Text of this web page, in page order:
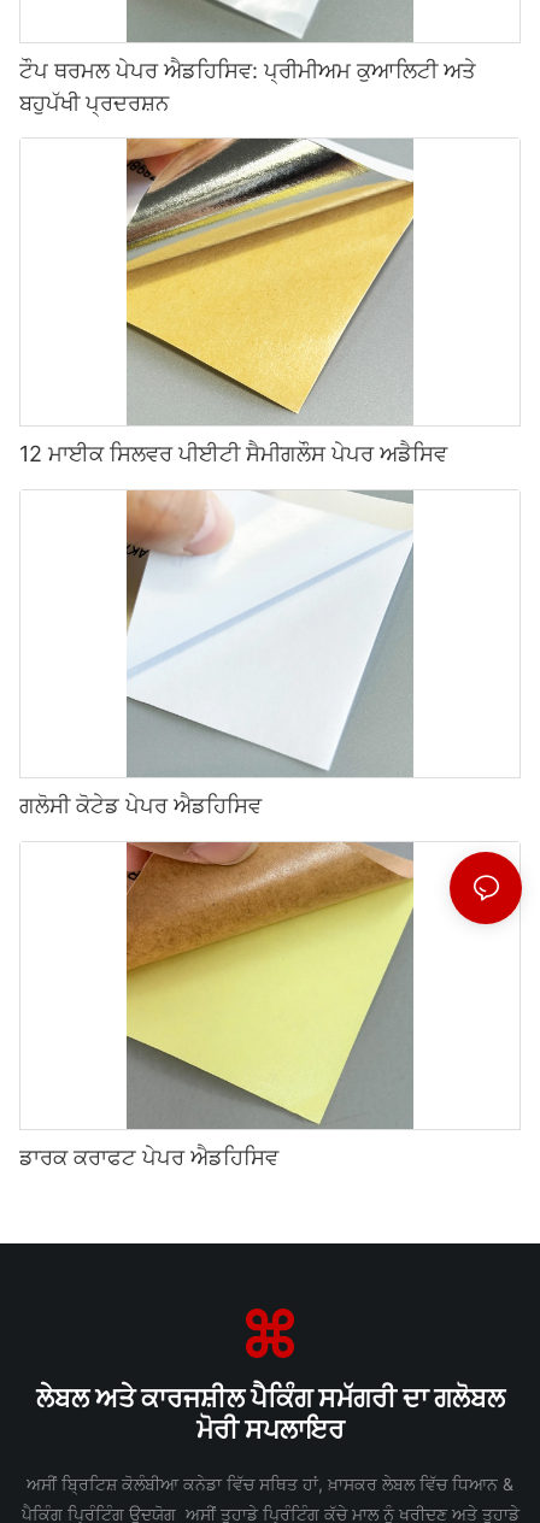
ਟੌਪ ਥਰਮਲ ਪੇਪਰ ਐਡਹਿਸਿਵ: ਪ੍ਰੀਮੀਅਮ ਕੁਆਲਿਟੀ ਅਤੇ
ਬਹੁਪੱਖੀ ਪ੍ਰਦਰਸ਼ਨ
12 ਮਾਈਕ ਸਿਲਵਰ ਪੀਈਟੀ ਸੈਮੀਗਲੌਸ ਪੇਪਰ ਅਡੈਸਿਵ
ਗਲੋਸੀ ਕੋਟੇਡ ਪੇਪਰ ਐਡਹਿਸਿਵ
ਡਾਰਕ ਕਰਾਫਟ ਪੇਪਰ ਐਡਹਿਸਿਵ
ਲੇਬਲ ਅਤੇ ਕਾਰਜਸ਼ੀਲ ਪੈਕਿੰਗ ਸਮੱਗਰੀ ਦਾ ਗਲੋਬਲ
ਮੋਰੀ ਸਪਲਾਇਰ
ਅਸੀਂ ਬ੍ਰਿਟਿਸ਼ ਕੋਲੰਬੀਆ ਕਨੇਡਾ ਵਿੱਚ ਸਥਿਤ ਹਾਂ, ਖ਼ਾਸਕਰ ਲੇਬਲ ਵਿੱਚ ਧਿਆਨ &
ਪੈਕਿੰਗ ਪ੍ਰਿੰਟਿੰਗ ਉਦਯੋਗ ਅਸੀਂ ਤੁਹਾਡੇ ਪ੍ਰਿੰਟਿੰਗ ਕੱਚੇ ਮਾਲ ਨੂੰ ਖਰੀਦਣ ਅਤੇ ਤੁਹਾਡੇ